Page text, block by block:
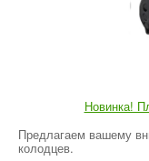
Новинка!
Предлагаем вашему
колодцев.